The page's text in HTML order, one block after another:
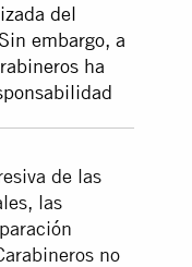
del
embargo, a
ha
de las
las
no